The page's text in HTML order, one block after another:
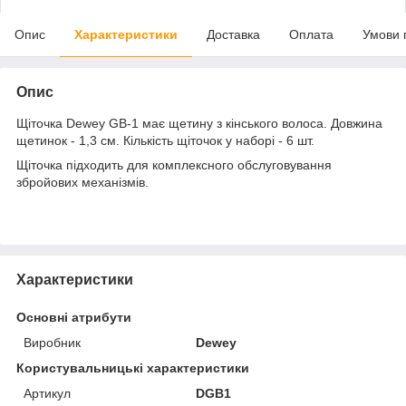
Опис Характеристики Доставка Оплата Умови
Опис
Щіточка Dewey GB-1 має щетину з кінського волоса. Довжина
щетинок - 1,3 см. Кількість щіточок у наборі - 6 шт.
Щіточка підходить для комплексного обслуговування
збройових механізмів.
Характеристики
Основні атрибути
Виробник
Dewey
Користувальницькі характеристики
Артикул
DGB1